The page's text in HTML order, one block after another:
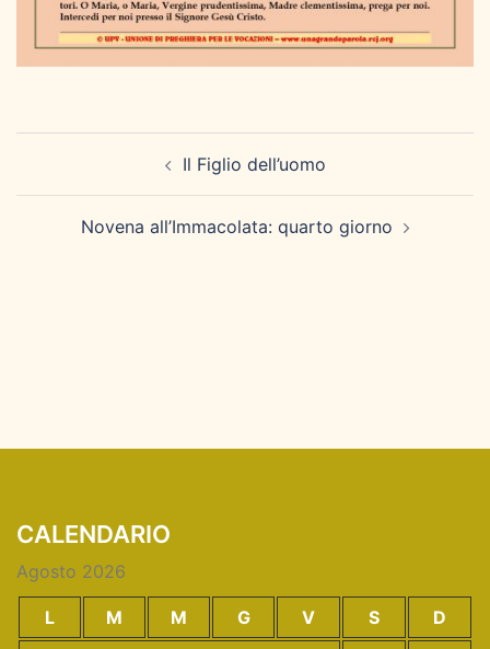
Il Figlio dell’uomo
Novena all’Immacolata: quarto giorno
CALENDARIO
Agosto 2026
L M M G V S
D